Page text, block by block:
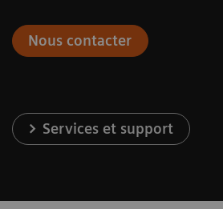
Nous contacter
Services et support